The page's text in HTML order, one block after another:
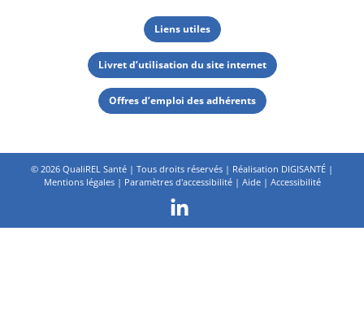
Liens utiles
Livret d’utilisation du site internet
Offres d’emploi des adhérents
© 2026 QualiREL Santé | Tous droits réservés | Réalisation DIGISANTÉ |
Mentions légales| Paramètres d'accessibilité| Aide| Accessibilité